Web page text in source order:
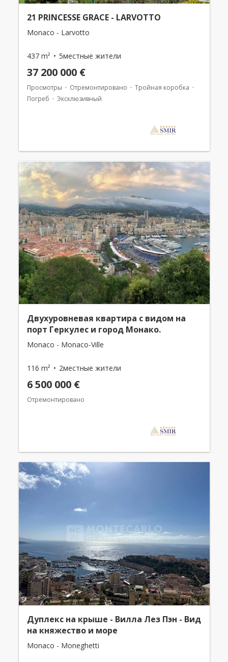
21 PRINCESSE GRACE - LARVOTTO
Monaco - Larvotto
437 m² 5местные жители
37 200 000 €
Просмотры Отремонтировано
Тройная коробка
Погреб
Эксклюзивный
Двухуровневая квартира с видом на
порт Геркулес и город Монако.
Monaco - Monaco-Ville
116 m² 2местные жители
6 500 000 €
Отремонтировано
Дуплекс на крыше - Вилла Лез Пэн - Вид
на княжество и море
Monaco - Moneghetti